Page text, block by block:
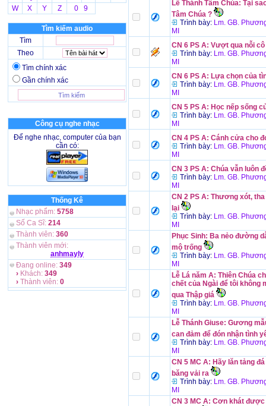
W
X Y Z 0 9
Tìm kiếm audio
Tìm
Theo
Tìm chính xác
Gần chính xác
Công cụ nghe nhạc
Để nghe nhạc, computer của bạn
cần có:
Thống Kê
Nhạc phẩm: 5758
Số Ca Sĩ: 214
Thành viên: 360
Thành viên mới:
anhmayly
Đang online: 349
› Khách: 349
› Thành viên: 0
Lễ Thánh Tâm Chúa: Tại
Tâm Chúa ?
Trình bày: Lm. GB.
MI
CN 6 PS A: Vượt qua nỗi
Trình bày: Lm. GB.
MI
CN 6 PS A: Lựa chọn của
Trình bày: Lm. GB.
MI
CN 5 PS A: Học nếp sống
Trình bày: Lm. GB.
MI
CN 4 PS A: Cánh cửa cho
Trình bày: Lm. GB.
MI
CN 3 PS A: Chúa vẫn luôn
Trình bày: Lm. GB.
MI
CN 2 PS A: Thương xót,
lại
Trình bày: Lm. GB.
MI
Phục Sinh: Ba nẻo đường
mộ trống
Trình bày: Lm. GB.
MI
Lễ Lá năm A: Thiên Chúa
chết của Ngài để tôi không
qua Thập giá
Trình bày: Lm. GB.
MI
Lễ Thánh Giuse: Gương
can đảm để đón nhận tình
Trình bày: Lm. GB.
MI
CN 5 MC A: Hãy lăn tảng
băng vải ra
Trình bày: Lm. GB.
MI
CN 3 MC A: Cơn khát